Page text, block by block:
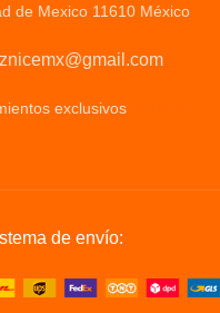
de Mexico 11610 México
exclusivos
de envío: